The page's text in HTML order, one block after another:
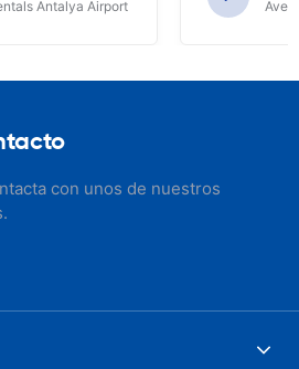
Antalya Airport
Avec
con unos de nuestros